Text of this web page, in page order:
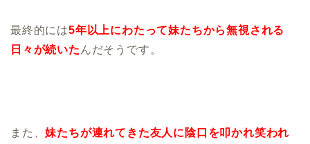
最終的には5年以 上にわたって妹たちから無視される
日々が続いた んだそうです。
また、妹たちが連れてきた友人に陰口を叩かれ笑われ